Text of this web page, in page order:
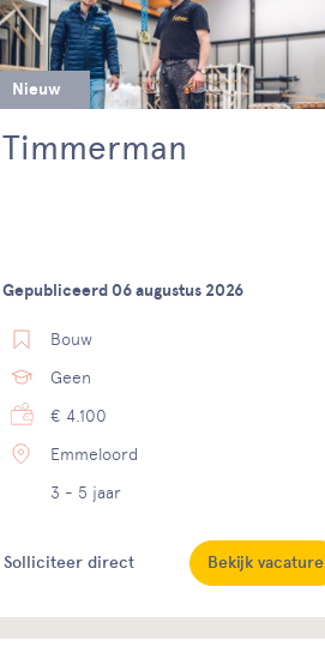
Nieuw
Timmerman
Gepubliceerd 06 augustus 2026
Bouw
Geen
€ 4.100
Emmeloord
3 - 5 jaar
Solliciteer direct Bekijk vacature